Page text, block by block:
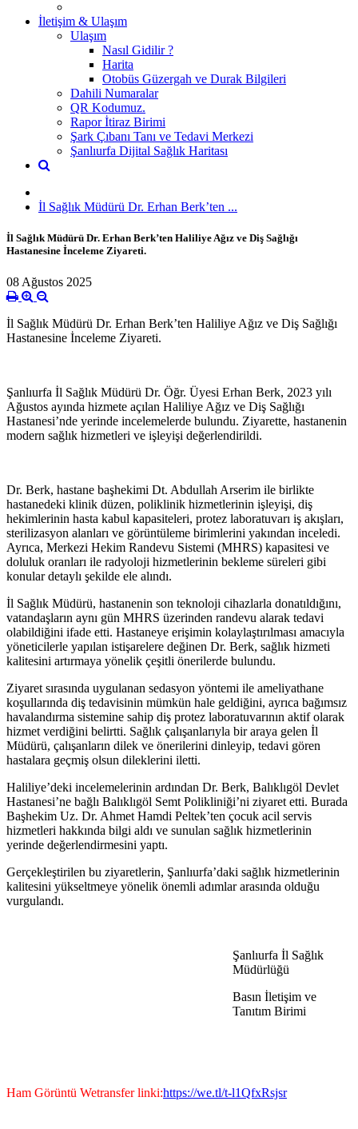
İletişim & Ulaşım
Ulaşım
Nasıl Gidilir ?
Harita
Otobüs Güzergah ve Durak Bilgileri
Dahili Numaralar
QR Kodumuz.
Rapor İtiraz Birimi
Şark Çıbanı Tanı ve Tedavi Merkezi
Şanlıurfa Dijital Sağlık Haritası
İl Sağlık Müdürü Dr. Erhan Berk’ten ...
İl Sağlık Müdürü Dr. Erhan Berk’ten Haliliye Ağız ve Diş Sağlığı
Hastanesine İnceleme Ziyareti.
08 Ağustos 2025
İl Sağlık Müdürü Dr. Erhan Berk’ten Haliliye Ağız ve Diş Sağlığı
Hastanesine İnceleme Ziyareti.
Şanlıurfa İl Sağlık Müdürü Dr. Öğr. Üyesi Erhan Berk, 2023 yılı
Ağustos ayında hizmete açılan Haliliye Ağız ve Diş Sağlığı
Hastanesi’nde yerinde incelemelerde bulundu. Ziyarette, hastanenin
modern sağlık hizmetleri ve işleyişi değerlendirildi.
Dr. Berk, hastane başhekimi Dt. Abdullah Arserim ile birlikte
hastanedeki klinik düzen, poliklinik hizmetlerinin işleyişi, diş
hekimlerinin hasta kabul kapasiteleri, protez laboratuvarı iş akışları,
sterilizasyon alanları ve görüntüleme birimlerini yakından inceledi.
Ayrıca, Merkezi Hekim Randevu Sistemi (MHRS) kapasitesi ve
doluluk oranları ile radyoloji hizmetlerinin bekleme süreleri gibi
konular detaylı şekilde ele alındı.
İl Sağlık Müdürü, hastanenin son teknoloji cihazlarla donatıldığını,
vatandaşların aynı gün MHRS üzerinden randevu alarak tedavi
olabildiğini ifade etti. Hastaneye erişimin kolaylaştırılması amacıyla
yöneticilerle yapılan istişarelere değinen Dr. Berk, sağlık hizmeti
kalitesini artırmaya yönelik çeşitli önerilerde bulundu.
Ziyaret sırasında uygulanan sedasyon yöntemi ile ameliyathane
koşullarında diş tedavisinin mümkün hale geldiğini, ayrıca bağımsız
havalandırma sistemine sahip diş protez laboratuvarının aktif olarak
hizmet verdiğini belirtti. Sağlık çalışanlarıyla bir araya gelen İl
Müdürü, çalışanların dilek ve önerilerini dinleyip, tedavi gören
hastalara geçmiş olsun dileklerini iletti.
Haliliye’deki incelemelerinin ardından Dr. Berk, Balıklıgöl Devlet
Hastanesi’ne bağlı Balıklıgöl Semt Polikliniği’ni ziyaret etti. Burada
Başhekim Uz. Dr. Ahmet Hamdi Peltek’ten çocuk acil servis
hizmetleri hakkında bilgi aldı ve sunulan sağlık hizmetlerinin
yerinde değerlendirmesini yaptı.
Gerçekleştirilen bu ziyaretlerin, Şanlıurfa’daki sağlık hizmetlerinin
kalitesini yükseltmeye yönelik önemli adımlar arasında olduğu
vurgulandı.
Şanlıurfa İl Sağlık
Müdürlüğü
Basın İletişim ve
Tanıtım Birimi
Ham Görüntü Wetransfer linki:https://we.tl/t-l1QfxRsjsr